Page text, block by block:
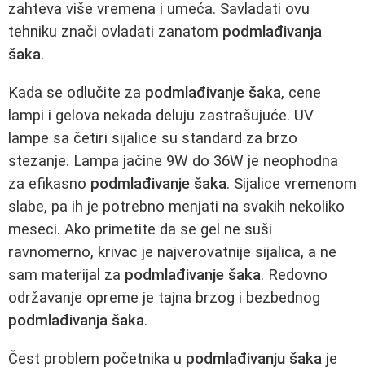
zahteva više vremena i umeća. Savladati ovu
tehniku znači ovladati zanatom podmlađivanja
šaka.
Kada se odlučite za podmlađivanje šaka, cene
lampi i gelova nekada deluju zastrašujuće. UV
lampe sa četiri sijalice su standard za brzo
stezanje. Lampa jačine 9W do 36W je neophodna
za efikasno podmlađivanje šaka. Sijalice vremenom
slabe, pa ih je potrebno menjati na svakih nekoliko
meseci. Ako primetite da se gel ne suši
ravnomerno, krivac je najverovatnije sijalica, a ne
sam materijal za podmlađivanje šaka. Redovno
održavanje opreme je tajna brzog i bezbednog
podmlađivanja šaka.
Čest problem početnika u podmlađivanju šaka je